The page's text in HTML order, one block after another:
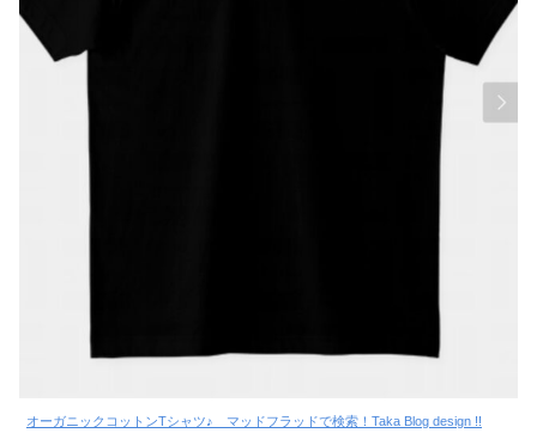
オーガニックコットンTシャツ♪ マッドフラッドで検索！Taka Blog design !!